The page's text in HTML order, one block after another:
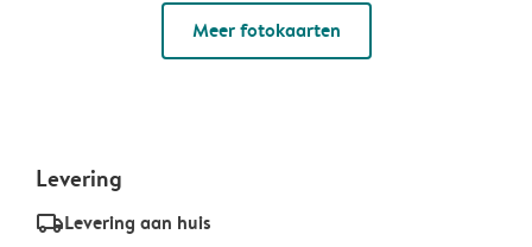
Meer fotokaarten
Levering
delivery_standard_v2Levering aan huis